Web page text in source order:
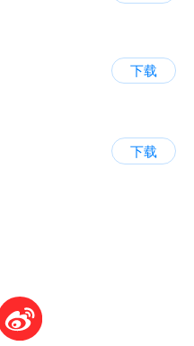
下载
下载